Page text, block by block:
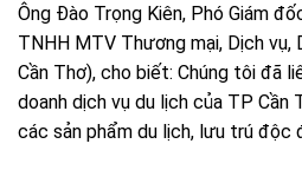
Ông Đào Trọng Kiên, Phó Giám
TNHH MTV Thương mại, Dịch vụ,
Cần Thơ), cho biết: Chúng tôi đã
doanh dịch vụ du lịch của TP Cần
các sản phẩm du lịch, lưu trú độc